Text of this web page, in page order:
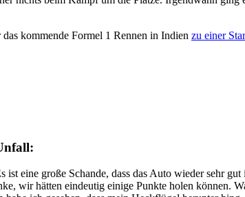
kommende Formel 1 Rennen in Indien zu einer
eine große Schande, dass das Auto wieder sehr
wir hätten eindeutig einige Punkte holen können.